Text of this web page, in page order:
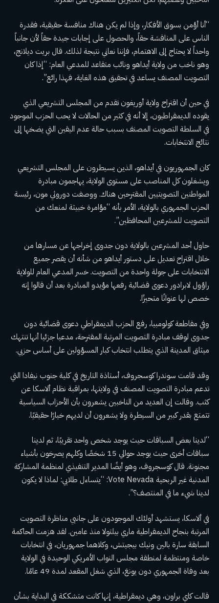
“أنا أؤمن بسوق الأفكار، وإذا لم يكن هناك منافسة حقيقية، فقدرة
الناس على المناقشة حقاً، والحصول على إجابات جيدة حقاً لأن جانباً
واحداً لا يحتاج إلى الاهتمام، فإننا نعاني نتيجة لذلك. قال بريت ديلانج،
وهو ناخب من ولاية أيداهو ونائب متقاعد للمدعي العام: “إذا كان
التصويت المصنف يساعد في تحقيق هذه الغاية، فهذا رائع”.
في حين أن اقتراح ولاية أوريغون تقدم من المجلس التشريعي الذي
يقوده الديمقراطيون، إلا أنه في كثير من الحالات لا يحب الحزب الموجود
في السلطة التصويت المصنف بسبب حالة عدم اليقين التي يضخها إلى
نتائج الانتخابات.
كان الجمهوريون في أيداهو، الذين يسيطرون على المجلس التشريعي
ويشغلون كل المناصب على مستوى الولاية، يهاجمون مبادرة
المواطنين التصويتيين المقترحين هناك. ووصفت دوروثي مون، رئيسة
الحزب الجمهوري بالولاية، الأمر بأنه “مؤامرة خبيثة لمنعك من
التصويت للمشرعين المحافظين”.
حاول أحد المشرعين بالولاية دون جدوى إخراجها عن مسارها من
خلال اقتراح تعديل على دستور أيداهو من شأنه أن يقصر جميع
الانتخابات على جولة واحدة من التصويت. خسر المدعي العام للولاية
راؤول لابرادور دعوى قضائية رفعها مؤيدو المبادرة بعد أن قالوا إنه
خصص لها عنوانًا متحيزًا.
وفي مقاطعة كولومبيا، رفع الحزب الديمقراطي دعوى قضائية دون
جدوى لوقف مبادرة التصويت المرتبة المقترحة، مدعيا جزئيا أنها تنتهك
ميثاق المدينة الذي يتطلب انتخاب كبار المسؤولين على أساس حزبي.
وقد قامت سوندرا كوسجروف، أستاذة التاريخ في كلية جنوب نيفادا التي
تدعم مبادرة التصويت المصنف في ولايتها، بمراقبة نظام ألاسكا عن
كثب. وقالت إن العديد من الناخبين يشعرون بأن الأحزاب السياسية
تتمتع بقدر كبير من السيطرة ولا يشعرون أن لديهم خيارًا حقيقيًا.
“لدينا بعض السباقات حيث يوجد شخص واحد تقريبًا، ثم لدينا
سباقات أخرى حيث يوجد حوالي 15 شخصًا وكلهم يصرخون بأشياء
مجنونة. قال كوسجروف، وهو أيضًا المدير التنفيذي لمنظمة المشاركة
المدنية غير الربحية Vote Nevada: “يتساءل طلابي: لماذا لا يكون
لدينا شيء ما في المنتصف؟”.
في ألاسكا، يستشهد أولئك الموجودون على جانبي مناظرة التصويت
المرتبة بنجاح الديمقراطية ماري بيلتولا منذ عامين. لقد هزمت الحاكمة
السابقة سارة بالين ونيك بيجيتش، وكلاهما جمهوريان، في انتخابات
خاصة ومنتظمة لمنطقة مجلس النواب الأمريكي الوحيدة في الولاية
بعد وفاة الجمهوري دون يونغ، الذي شغل المقعد لمدة 49 عامًا.
قالت كاي براون، وهي ديمقراطية، إنها كانت متشككة في البداية بشأن